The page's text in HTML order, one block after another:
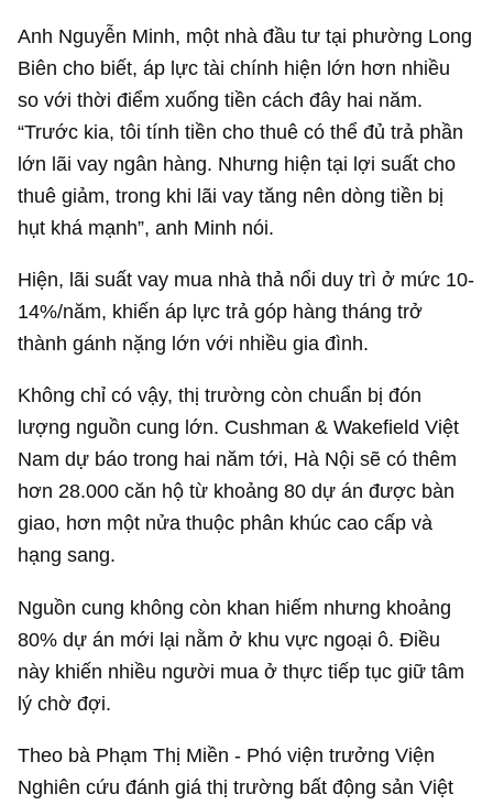
Anh Nguyễn Minh, một nhà đầu tư tại phường Long
Biên cho biết, áp lực tài chính hiện lớn hơn nhiều
so với thời điểm xuống tiền cách đây hai năm.
“Trước kia, tôi tính tiền cho thuê có thể đủ trả phần
lớn lãi vay ngân hàng. Nhưng hiện tại lợi suất cho
thuê giảm, trong khi lãi vay tăng nên dòng tiền bị
hụt khá mạnh”, anh Minh nói.
Hiện, lãi suất vay mua nhà thả nổi duy trì ở mức 10-
14%/năm, khiến áp lực trả góp hàng tháng trở
thành gánh nặng lớn với nhiều gia đình.
Không chỉ có vậy, thị trường còn chuẩn bị đón
lượng nguồn cung lớn. Cushman & Wakefield Việt
Nam dự báo trong hai năm tới, Hà Nội sẽ có thêm
hơn 28.000 căn hộ từ khoảng 80 dự án được bàn
giao, hơn một nửa thuộc phân khúc cao cấp và
hạng sang.
Nguồn cung không còn khan hiếm nhưng khoảng
80% dự án mới lại nằm ở khu vực ngoại ô. Điều
này khiến nhiều người mua ở thực tiếp tục giữ tâm
lý chờ đợi.
Theo bà Phạm Thị Miền - Phó viện trưởng Viện
Nghiên cứu đánh giá thị trường bất động sản Việt